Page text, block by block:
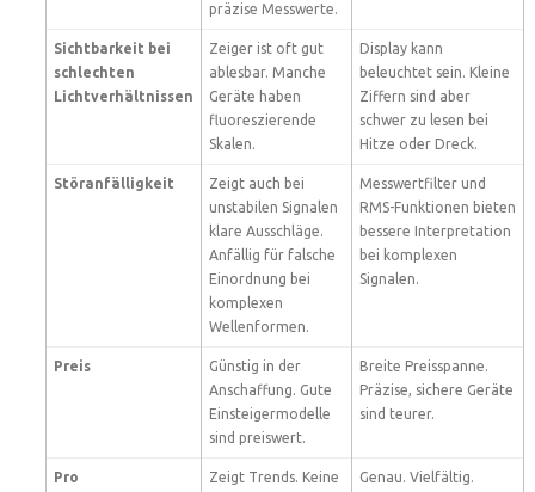
präzise Messwerte.
Sichtbarkeit bei
schlechten
Lichtverhältnissen
Zeiger ist oft gut
ablesbar. Manche
Geräte haben
fluoreszierende
Skalen.
Display kann
beleuchtet sein. Kleine
Ziffern sind aber
schwer zu lesen bei
Hitze oder Dreck.
Störanfälligkeit
Zeigt auch bei
unstabilen Signalen
klare Ausschläge.
Anfällig für falsche
Einordnung bei
komplexen
Wellenformen.
Messwertfilter und
RMS-Funktionen bieten
bessere Interpretation
bei komplexen
Signalen.
Preis
Günstig in der
Anschaffung. Gute
Einsteigermodelle
sind preiswert.
Breite Preisspanne.
Präzise, sichere Geräte
sind teurer.
Pro
Zeigt Trends. Keine
Genau. Vielfältig.